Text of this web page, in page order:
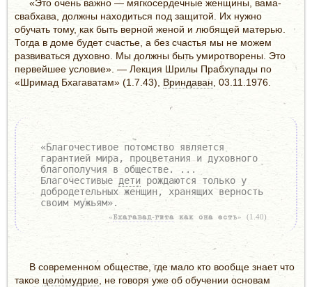
«Это очень важно — мягкосердечные женщины, вама-
свабхава, должны находиться под защитой. Их нужно
обучать тому, как быть верной женой и любящей матерью.
Тогда в доме будет счастье, а без счастья мы не можем
развиваться духовно. Мы должны быть умиротворены. Это
первейшее условие». — Лекция Шрилы Прабхупады по
«Шримад Бхагаватам» (1.7.43), Вриндаван , 03.11.1976.
«Благочестивое потомство является
гарантией мира, процветания и духовного
благополучия в обществе. ...
Благочестивые дети рождаются только у
добродетельных женщин, хранящих верность
своим мужьям».
«Бхагавад-гита как она есть» (1.40)
В современном обществе, где мало кто вообще знает что
такое целомудрие , не говоря уже об обучении основам